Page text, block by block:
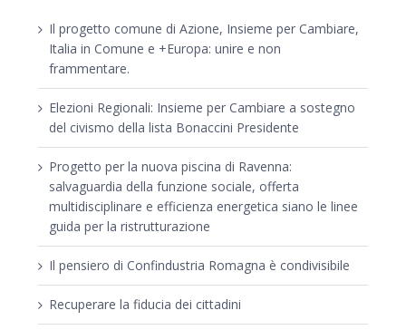
Il progetto comune di Azione, Insieme per Cambiare,
Italia in Comune e +Europa: unire e non
frammentare.
Elezioni Regionali: Insieme per Cambiare a sostegno
del civismo della lista Bonaccini Presidente
Progetto per la nuova piscina di Ravenna:
salvaguardia della funzione sociale, offerta
multidisciplinare e efficienza energetica siano le linee
guida per la ristrutturazione
Il pensiero di Confindustria Romagna è condivisibile
Recuperare la fiducia dei cittadini